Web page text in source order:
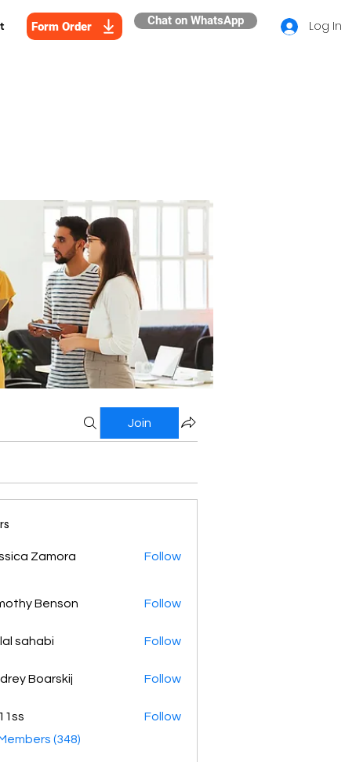
Form Order Chat on WhatsApp Log In
Join
Zamora Follow
Benson Follow
sahabi Follow
Boarskij Follow
Follow
(348)